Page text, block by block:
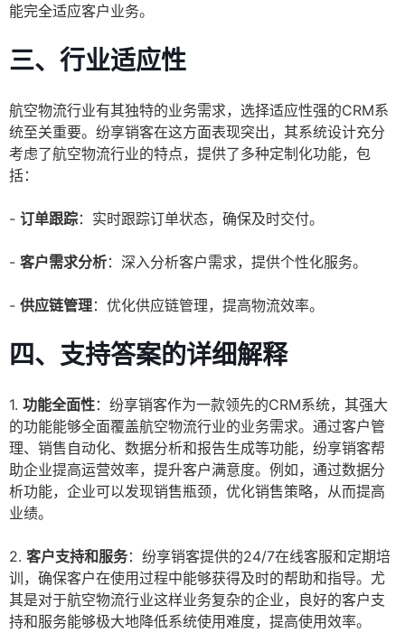
能完全适应客户业务。
三、 行业适应性
航空物流行业有其独特的业务需求，选择适应性强的CRM系
统至关重要。纷享销客在这方面表现突出，其系统设计充分
考虑了航空物流行业的特点，提供了多种定制化功能，包
括：
- 订单跟踪：实时跟踪订单状态，确保及时交付。
- 客户需求分析：深入分析客户需求，提供个性化服务。
- 供应链管理：优化供应链管理，提高物流效率。
四、 支持答案的详细解释
1. 功能全面性：纷享销客作为一款领先的CRM系统，其强大
的功能能够全面覆盖航空物流行业的业务需求。通过客户管
理、销售自动化、数据分析和报告生成等功能，纷享销客帮
助企业提高运营效率，提升客户满意度。例如，通过数据分
析功能，企业可以发现销售瓶颈，优化销售策略，从而提高
业绩。
2. 客户支持和服务：纷享销客提供的24/7在线客服和定期培
训，确保客户在使用过程中能够获得及时的帮助和指导。尤
其是对于航空物流行业这样业务复杂的企业，良好的客户支
持和服务能够极大地降低系统使用难度，提高使用效率。